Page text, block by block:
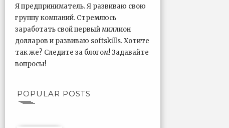
Я предприниматель. Я развиваю свою
группу компаний. Стремлюсь
заработать свой первый миллион
долларов и развиваю softskills. Хотите
так же? Следите за блогом! Задавайте
вопросы!
POPULAR POSTS